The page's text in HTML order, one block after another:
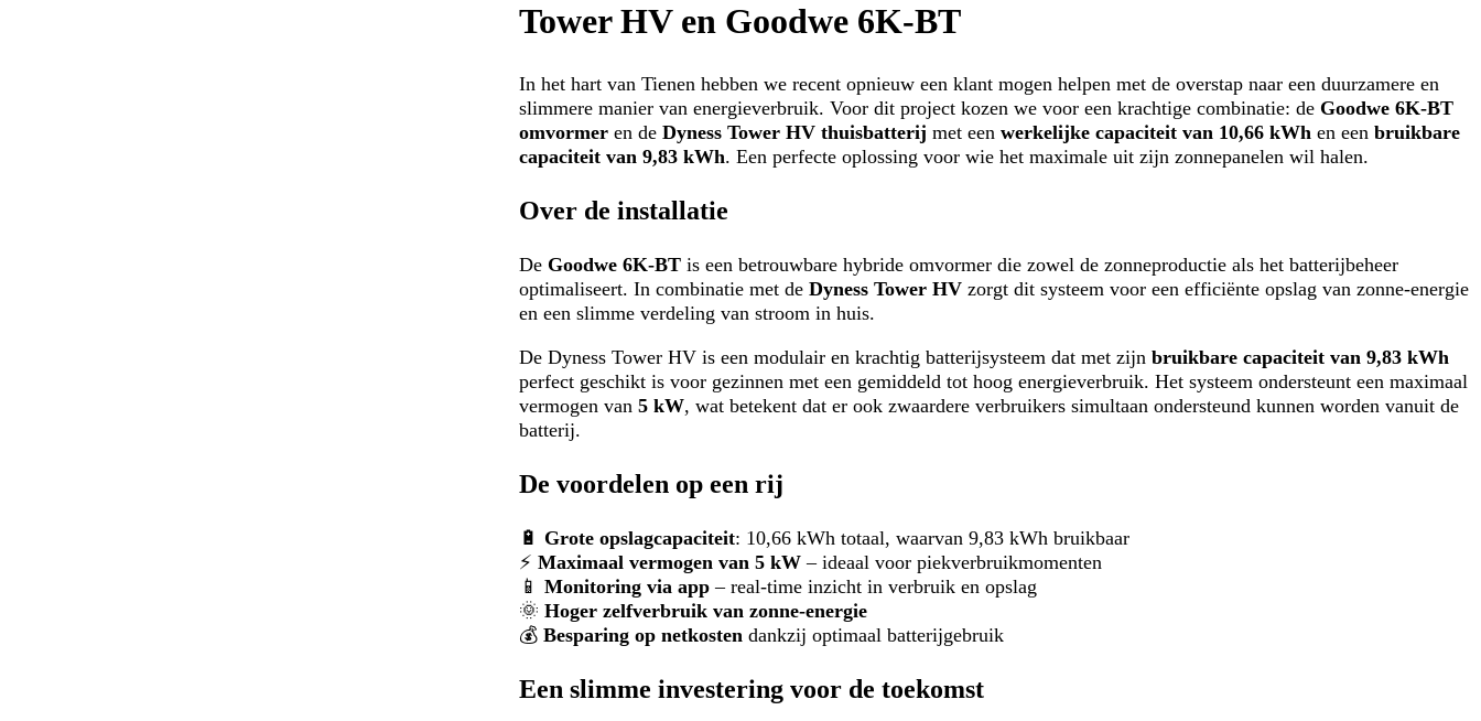
Tower HV en Goodwe 6K-BT
In het hart van Tienen hebben we recent opnieuw een klant mogen helpen met de overstap naar een duurzamere en
slimmere manier van energieverbruik. Voor dit project kozen we voor een krachtige combinatie: de Goodwe 6K-BT
omvormeren de Dyness Tower HV thuisbatterij met een werkelijke capaciteit van 10,66 kWhen een bruikbare
capaciteit van 9,83 kWh. Een perfecte oplossing voor wie het maximale uit zijn zonnepanelen wil halen.
Over de installatie
De Goodwe 6K-BTis een betrouwbare hybride omvormer die zowel de zonneproductie als het batterijbeheer
optimaliseert. In combinatie met de Dyness Tower HVzorgt dit systeem voor een efficiënte opslag van zonne-energie
en een slimme verdeling van stroom in huis.
De Dyness Tower HV is een modulair en krachtig batterijsysteem dat met zijn bruikbare capaciteit van 9,83 kWh
perfect geschikt is voor gezinnen met een gemiddeld tot hoog energieverbruik. Het systeem ondersteunt een maximaal
vermogen van 5 kW, wat betekent dat er ook zwaardere verbruikers simultaan ondersteund kunnen worden vanuit de
batterij.
De voordelen op een rij
🔋 Grote opslagcapaciteit: 10,66 kWh totaal, waarvan 9,83 kWh bruikbaar
⚡ Maximaal vermogen van 5 kW– ideaal voor piekverbruikmomenten
📱 Monitoring via app– real-time inzicht in verbruik en opslag
🌞 Hoger zelfverbruik van zonne-energie
💰 Besparing op netkostendankzij optimaal batterijgebruik
Een slimme investering voor de toekomst